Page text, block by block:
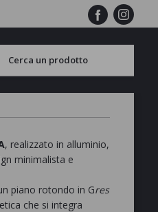
, realizzato in alluminio,
minimalista e
piano rotondo in Gres
che si integra